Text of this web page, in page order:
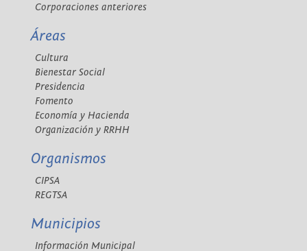
Corporaciones anteriores
Áreas
Cultura
Bienestar Social
Presidencia
Fomento
Economía y Hacienda
Organización y RRHH
Organismos
CIPSA
REGTSA
Municipios
Información Municipal